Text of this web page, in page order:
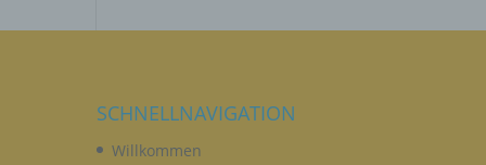
SCHNELLNAVIGATION
Willkommen